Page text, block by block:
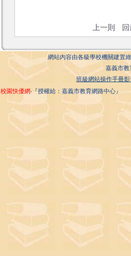
上一則
網站內容由各級學校機關建置
嘉義市
班級網站操作手冊影
校園快優網‧『授權給：嘉義市教育網路中心』